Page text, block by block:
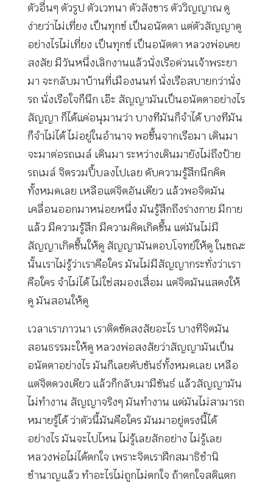
ตัวอื่นๆ ตัวรูป ตัวเวทนา ตัวสังขาร ตัววิญญาณ ดู
ง่ายว่าไม่เที่ยง เป็นทุกข์ เป็นอนัตตา แต่ตัวสัญญาดู
อย่างไรไม่เที่ยง เป็นทุกข์ เป็นอนัตตา หลวงพ่อเคย
สงสัย มีวันหนึ่งเลิกงานแล้วนั่งเรือด่วนเจ้าพระยา
มา จะกลับมาบ้านที่เมืองนนท์ นั่งเรือสบายกว่านั่ง
รถ นั่งเรือใจก็นึก เอ๊ะ สัญญามันเป็นอนัตตาอย่างไร
สัญญา ก็ได้แค่อนุมานว่า บางทีมันก็จำได้ บางทีมัน
ก็จำไม่ได้ ไม่อยู่ในอำนาจ พอขึ้นจากเรือมา เดินมา
จะมาต่อรถเมล์ เดินมา ระหว่างเดินมายังไม่ถึงป้าย
รถเมล์ จิตรวมปึ้บลงไปเลย ดับความรู้สึกนึกคิด
ทั้งหมดเลย เหลือแต่จิตอันเดียว แล้วพอจิตมัน
เคลื่อนออกมาหน่อยหนึ่ง มันรู้สึกถึงร่างกาย มีกาย
แล้ว มีความรู้สึก มีความคิดเกิดขึ้น แต่มันไม่มี
สัญญาเกิดขึ้นให้ดู สัญญามันตอบโจทย์ให้ดู ในขณะ
นั้นเราไม่รู้ว่าเราคือใคร มันไม่มีสัญญากระทั่งว่าเรา
คือใคร จำไม่ได้ ไม่ใช่สมองเสื่อม แต่จิตมันแสดงให้
ดู มันสอนให้ดู
เวลาเราภาวนา เราติดขัดสงสัยอะไร บางทีจิตมัน
สอนธรรมะให้ดู หลวงพ่อสงสัยว่าสัญญามันเป็น
อนัตตาอย่างไร มันก็เลยดับขันธ์ทั้งหมดเลย เหลือ
แต่จิตดวงเดียว แล้วก็กลับมามีขันธ์ แล้วสัญญามัน
ไม่ทำงาน สัญญาจริงๆ มันทำงาน แต่มันไม่สามารถ
หมายรู้ได้ ว่าตัวนี้มันคือใคร มันมาอยู่ตรงนี้ได้
อย่างไร มันจะไปไหน ไม่รู้เลยสักอย่าง ไม่รู้เลย
หลวงพ่อไม่ได้ตกใจ เพราะจิตเราฝึกสมาธิชำนิ
ชำนาญแล้ว ทำอะไรไม่ถูกไม่ตกใจ ถ้าตกใจสติแตก